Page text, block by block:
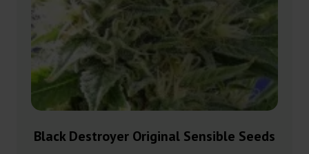
Black Destroyer Original Sensible Seeds